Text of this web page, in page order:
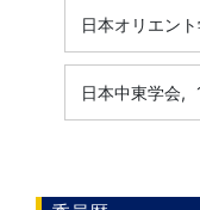
日本オリエン
日本中東学会,